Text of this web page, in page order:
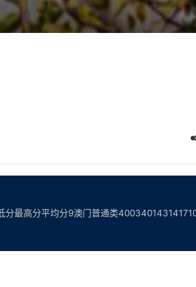
最高分平均分9澳门普通类